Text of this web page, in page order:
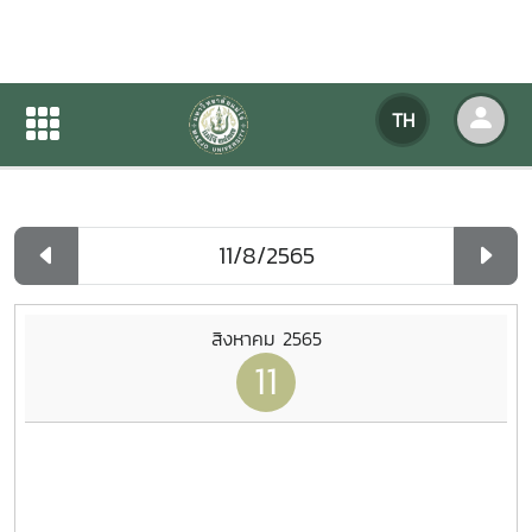
TH
ปฏิทินกิจกรรมของหน่วยงาน
ปฏิทินกิจกรรมของหน่วยงาน
สิงหาคม 2565
11